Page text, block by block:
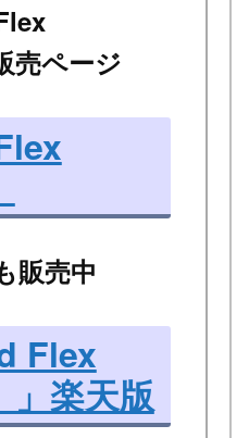
売ページ
販売中
Flex
」楽天版